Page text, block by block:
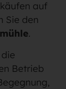
auf
Sie den
.
Betrieb